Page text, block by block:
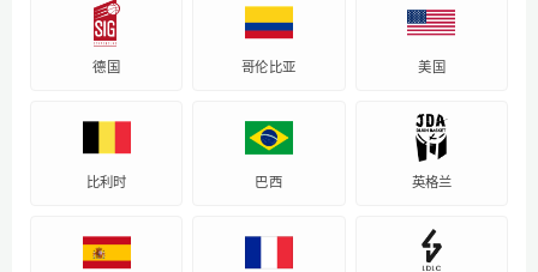
德国 哥伦比亚 美国
比利时 巴西 英格兰